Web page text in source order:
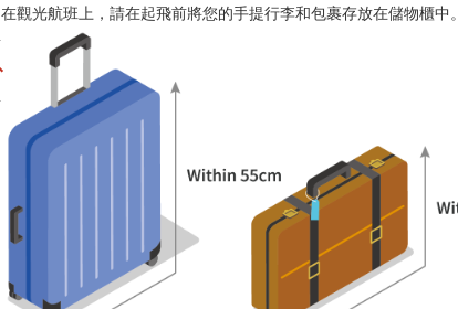
在觀光航班上，請在起飛前將您的手提行李和包裹存放在儲物櫃中。